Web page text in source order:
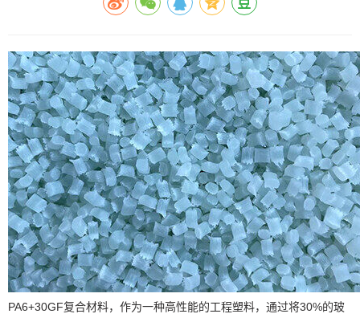
PA6+30GF复合材料，作为一种高性能的工程塑料，通过将30%的玻